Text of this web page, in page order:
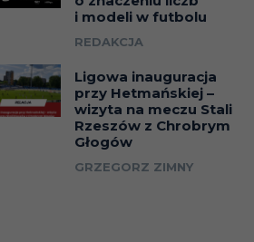
i modeli w futbolu
REDAKCJA
Ligowa inauguracja
przy Hetmańskiej –
wizyta na meczu Stali
Rzeszów z Chrobrym
Głogów
GRZEGORZ ZIMNY